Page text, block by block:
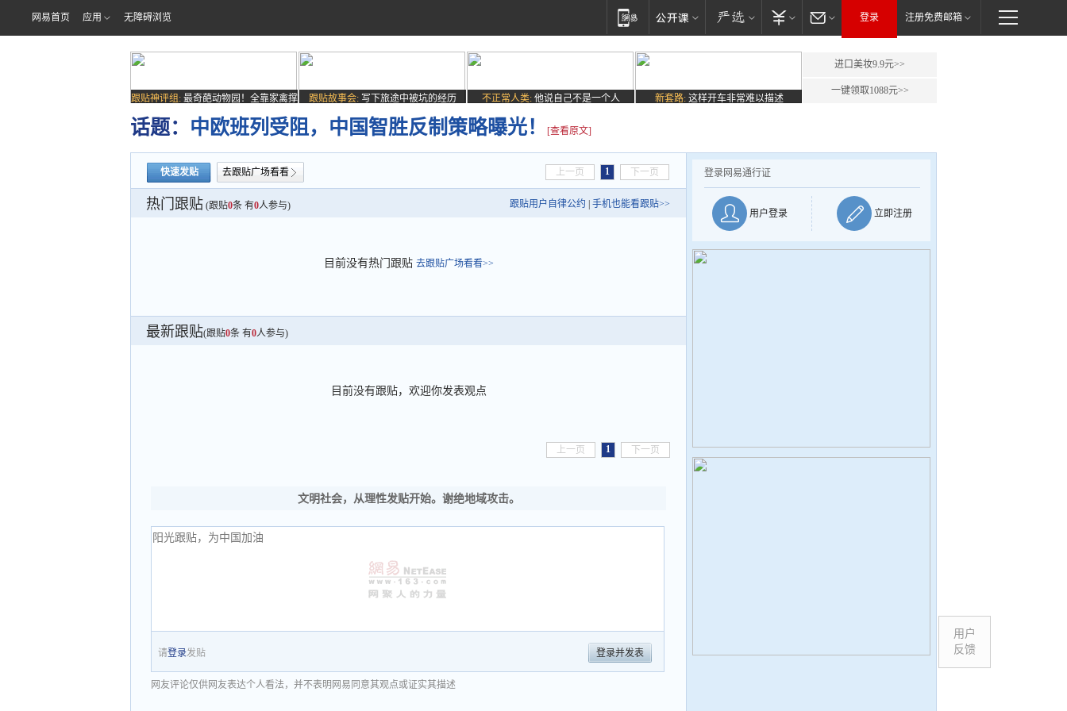
网易首页 应用 无障碍浏览 登录 注册免费邮箱
跟贴神评组: 最奇葩动物园！全靠家禽撑
场子
跟贴故事会: 写下旅途中被坑的经历 不正常人类: 他说自己不是一个人 新套路: 这样开车非常难以描述
进口美妆9.9元>>
一键领取1088元>>
话题： 中欧班列受阻，中国智胜反制策略曝光！ [查看原文]
快速发贴 去跟贴广场看看 上一页 1 下一页
热门跟贴 (跟贴0条 有0人参与) 跟贴用户自律公约 手机也能看跟贴>>
目前没有热门跟贴 去跟贴广场看看>>
最新跟贴(跟贴0条 有0人参与)
目前没有跟贴，欢迎你发表观点
上一页 1 下一页
文明社会，从理性发贴开始。谢绝地域攻击。
请登录发贴 登录并发表
网友评论仅供网友表达个人看法，并不表明网易同意其观点或证实其描述
登录网易通行证
用户登录 立即注册
用户
反馈